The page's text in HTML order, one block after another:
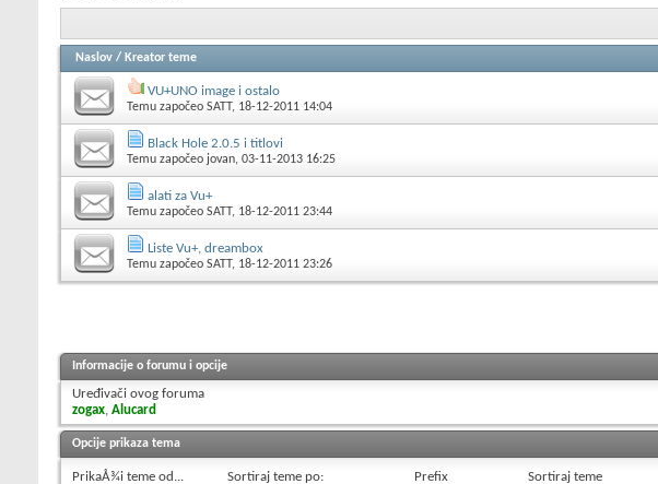
Naslov / Kreator teme
VU+UNO image i ostalo
Temu započeo SATT, 18-12-2011 14:04
Black Hole 2.0.5 i titlovi
Temu započeo jovan, 03-11-2013 16:25
alati za Vu+
Temu započeo SATT, 18-12-2011 23:44
Liste Vu+, dreambox
Temu započeo SATT, 18-12-2011 23:26
Informacije o forumu i opcije
Uređivači ovog foruma
zogax, Alucard
Opcije prikaza tema
PrikaÅ¾i teme od... Sortiraj teme po: Prefix Sortiraj teme